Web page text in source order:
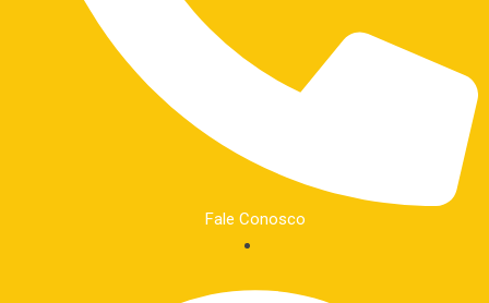
Fale Conosco